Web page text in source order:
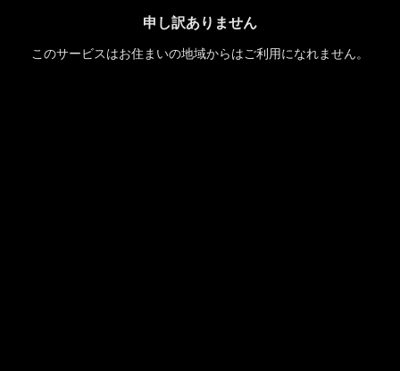
申し訳ありません
このサービスはお住まいの地域からはご利用になれません。